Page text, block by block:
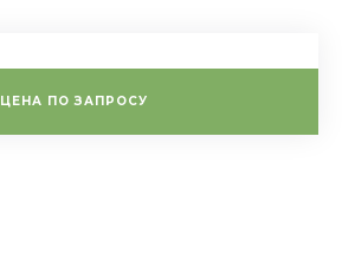
ЦЕНА ПО ЗАПРОСУ